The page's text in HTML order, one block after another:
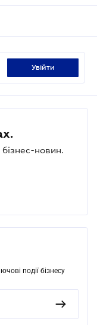
увійти
бізнес-новин.
події бізнесу